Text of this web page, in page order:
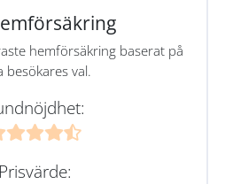
hemförsäkring baserat på
besökares val.
Prisvärde: